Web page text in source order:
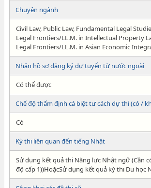
Chuyên ngành
Civil Law, Public Law, Fundamental Legal
Legal Frontiers/LL.M. in Intellectual Property
Legal Frontiers/LL.M. in Asian Economic
Nhận hồ sơ đăng ký dự tuyển từ nước ngoài
Có thể được
Chế độ thẩm định cá biệt tư cách dự thi (có /
Có
Kỳ thi liên quan đến tiếng Nhật
Sử dụng kết quả thi Năng lực Nhật ngữ (Cần
độ cấp 1))HoặcSử dụng kết quả kỳ thi Du học